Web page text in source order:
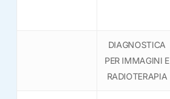
DIAGNOSTICA
PER IMMAGINI E
RADIOTERAPIA